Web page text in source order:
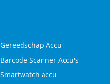
Gereedschap Accu
Barcode Scanner Accu's
Smartwatch accu